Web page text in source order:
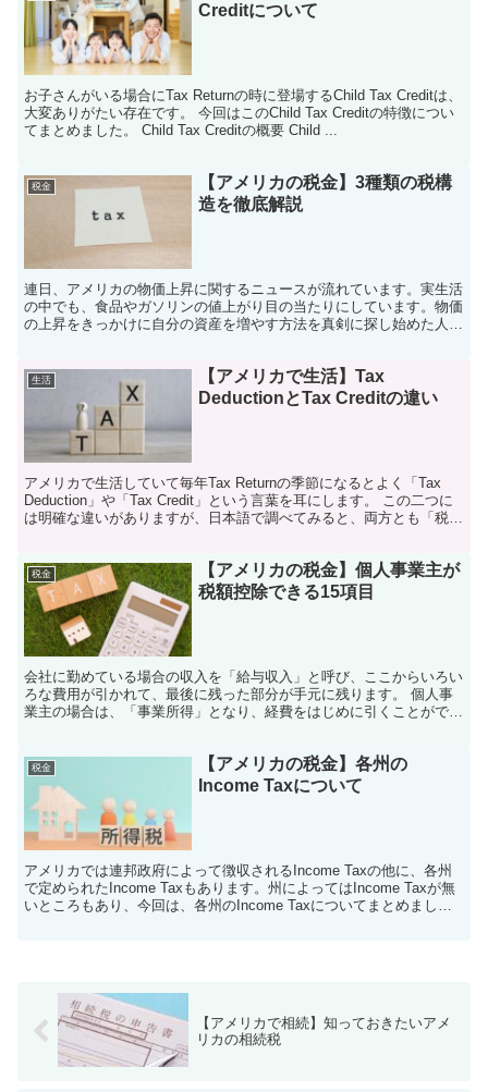
Creditについて
お子さんがいる場合にTax Returnの時に登場するChild Tax Creditは、
大変ありがたい存在です。 今回はこのChild Tax Creditの特徴につい
てまとめました。 Child Tax Creditの概要 Child ...
税金
【アメリカの税金】3種類の税構
造を徹底解説
連日、アメリカの物価上昇に関するニュースが流れています。実生活
の中でも、食品やガソリンの値上がり目の当たりにしています。物価
の上昇をきっかけに自分の資産を増やす方法を真剣に探し始めた人も
生活
【アメリカで生活】Tax
DeductionとTax Creditの違い
アメリカで生活していて毎年Tax Returnの季節になるとよく「Tax
Deduction」や「Tax Credit」という言葉を耳にします。 この二つに
は明確な違いがありますが、日本語で調べてみると、両方とも「税額
税金
【アメリカの税金】個人事業主が
税額控除できる15項目
会社に勤めている場合の収入を「給与収入」と呼び、ここからいろい
ろな費用が引かれて、最後に残った部分が手元に残ります。 個人事
業主の場合は、「事業所得」となり、経費をはじめに引くことができ
税金
【アメリカの税金】各州の
Income Taxについて
アメリカでは連邦政府によって徴収されるIncome Taxの他に、各州
で定められたIncome Taxもあります。州によってはIncome Taxが無
いところもあり、今回は、各州のIncome Taxについてまとめまし
【アメリカで相続】知っておきたいアメ
リカの相続税